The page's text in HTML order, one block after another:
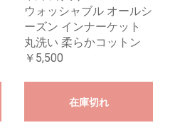
ウォッシャブル オールシ
ーズン インナーケット
丸洗い 柔らかコットン
￥5,500
在庫切れ